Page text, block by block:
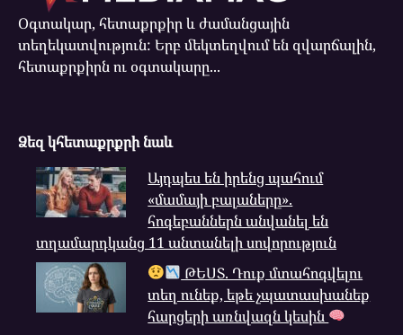
Օգտակար, հետաքրքիր և ժամանցային
տեղեկատվություն: Երբ մեկտեղվում են զվարճալին,
հետաքրքիրն ու օգտակարը...
Ձեզ կհետաքրքրի նաև
Այդպես են իրենց պահում
«մամայի բալաները».
հոգեբաններն անվանել են
տղամարդկանց 11 անտանելի սովորություն
ԹԵՍՏ. Դուք մտահոգվելու
տեղ ունեք, եթե չպատասխանեք
հարցերի առնվազն կեսին